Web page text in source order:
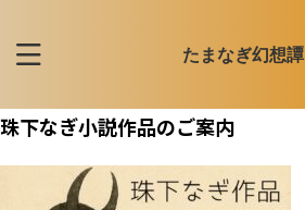
たまなぎ幻想譚
珠下なぎ小説作品のご案内